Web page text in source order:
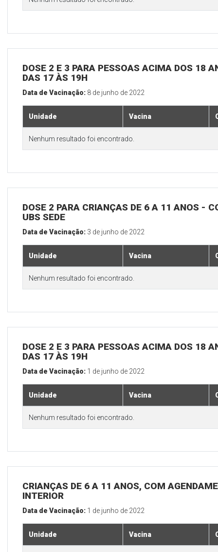
DOSE 2 E 3 PARA PESSOAS ACIMA DOS 18
DAS 17 ÀS 19H
Data de Vacinação: 8 de junho de 2022
Unidade Vacina
Nenhum resultado foi encontrado.
DOSE 2 PARA CRIANÇAS DE 6 A 11 ANOS -
UBS SEDE
Data de Vacinação: 3 de junho de 2022
Unidade Vacina
Nenhum resultado foi encontrado.
DOSE 2 E 3 PARA PESSOAS ACIMA DOS 18
DAS 17 ÀS 19H
Data de Vacinação: 1 de junho de 2022
Unidade Vacina
Nenhum resultado foi encontrado.
CRIANÇAS DE 6 A 11 ANOS, COM
INTERIOR
Data de Vacinação: 1 de junho de 2022
Unidade Vacina